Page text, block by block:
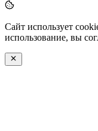
Сайт использует
использование, вы